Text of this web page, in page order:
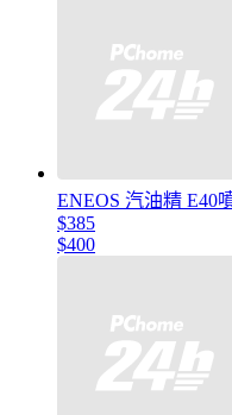
ENEOS 汽油精 E40
$385
$400